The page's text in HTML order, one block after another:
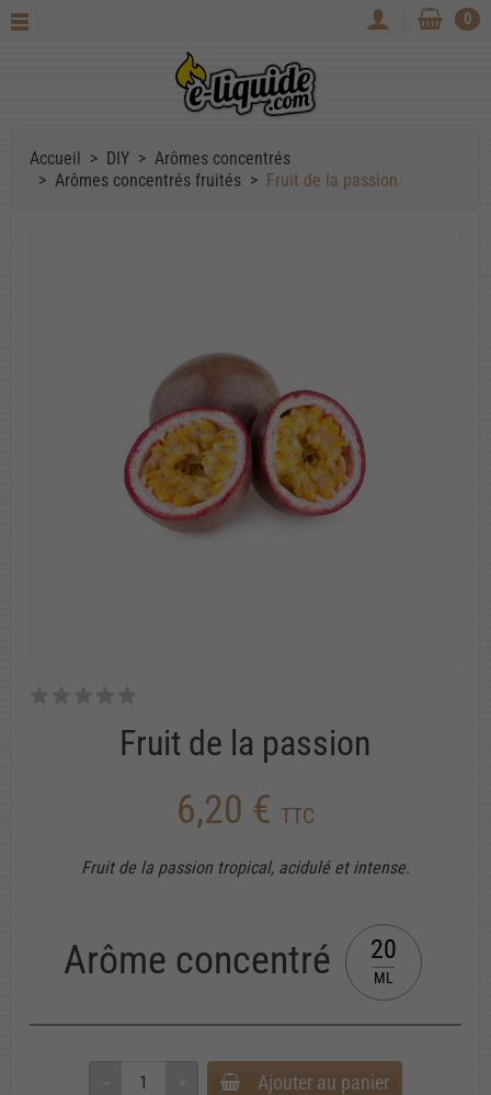
0
Accueil DIY
Arômes concentrés
Arômes concentrés fruités
Fruit de la passion
Fruit de la passion
6,20 € TTC
Fruit de la passion tropical, acidulé et intense.
Arôme concentré 20
ML
Ajouter au panier